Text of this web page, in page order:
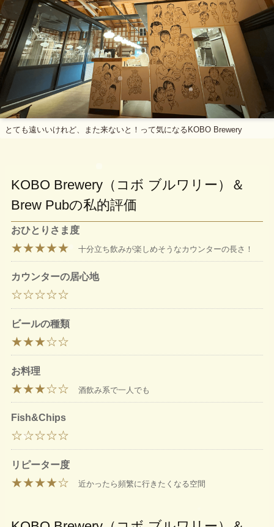
とても遠いいけれど、また来ないと！って気になるKOBO Brewery
KOBO Brewery（コボ ブルワリー）＆
Brew Pubの私的評価
おひとりさま度
★★★★★ 十分立ち飲みが楽しめそうなカウンターの長さ！
カウンターの居心地
☆☆☆☆☆
ビールの種類
★★★☆☆
お料理
★★★☆☆ 酒飲み系で一人でも
Fish&Chips
☆☆☆☆☆
リピーター度
★★★★☆ 近かったら頻繁に行きたくなる空間